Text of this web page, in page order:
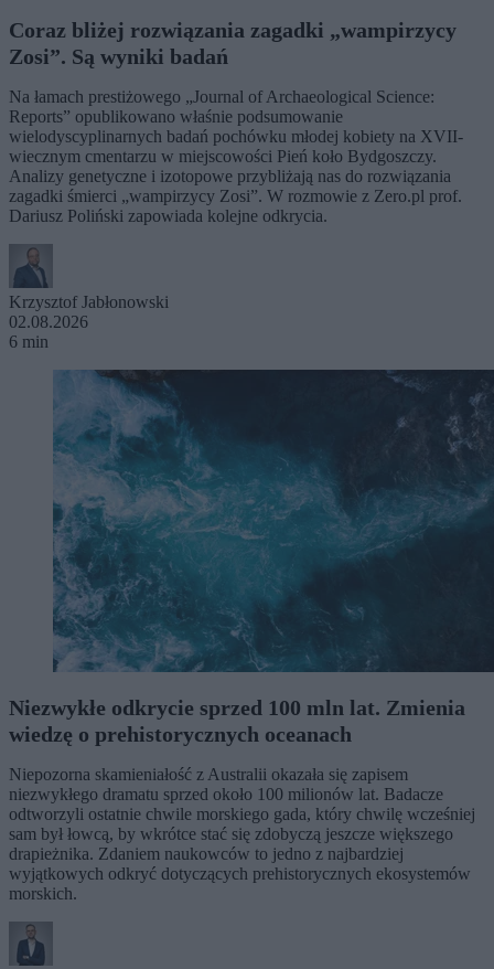
Coraz bliżej rozwiązania zagadki „wampirzycy
Zosi”. Są wyniki badań
Na łamach prestiżowego „Journal of Archaeological Science:
Reports” opublikowano właśnie podsumowanie
wielodyscyplinarnych badań pochówku młodej kobiety na XVII-
wiecznym cmentarzu w miejscowości Pień koło Bydgoszczy.
Analizy genetyczne i izotopowe przybliżają nas do rozwiązania
zagadki śmierci „wampirzycy Zosi”. W rozmowie z Zero.pl prof.
Dariusz Poliński zapowiada kolejne odkrycia.
Krzysztof Jabłonowski
02.08.2026
6 min
Niezwykłe odkrycie sprzed 100 mln lat. Zmienia
wiedzę o prehistorycznych oceanach
Niepozorna skamieniałość z Australii okazała się zapisem
niezwykłego dramatu sprzed około 100 milionów lat. Badacze
odtworzyli ostatnie chwile morskiego gada, który chwilę wcześniej
sam był łowcą, by wkrótce stać się zdobyczą jeszcze większego
drapieżnika. Zdaniem naukowców to jedno z najbardziej
wyjątkowych odkryć dotyczących prehistorycznych ekosystemów
morskich.